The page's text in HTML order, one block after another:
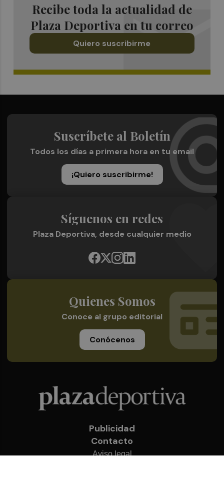
Recibe toda la actualidad de
Plaza Deportiva en tu correo
Quiero suscribirme
Suscríbete al Boletín
Todos los días a primera hora en tu email
¡Quiero suscribirme!
Síguenos en redes
Plaza Deportiva, desde cualquier medio
Quienes Somos
Conoce al grupo editorial
Conócenos
Publicidad
Contacto
Aviso legal